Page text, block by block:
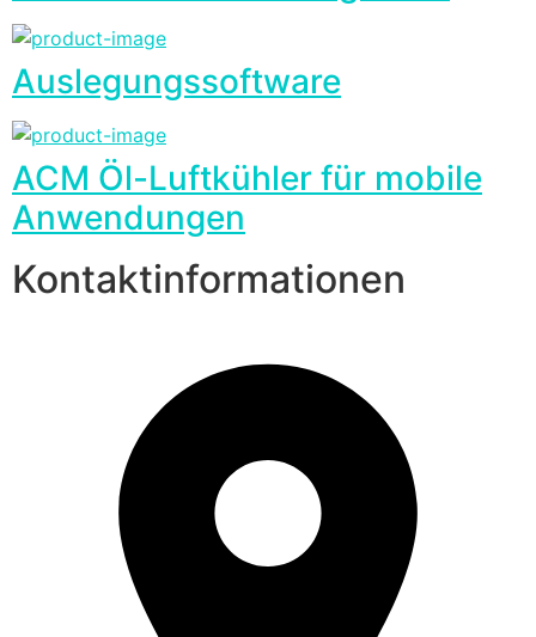
Auslegungssoftware
ACM Öl-Luftkühler für mobile
Anwendungen
Kontaktinformationen